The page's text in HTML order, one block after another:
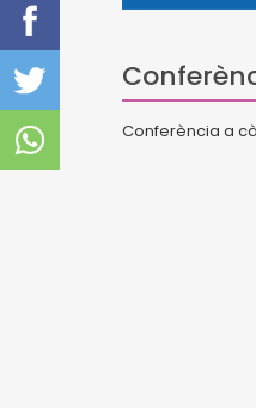
Conferència a